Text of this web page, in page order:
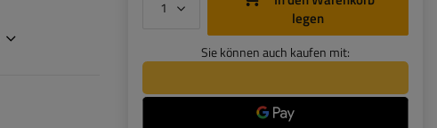
legen
Sie können auch kaufen mit: